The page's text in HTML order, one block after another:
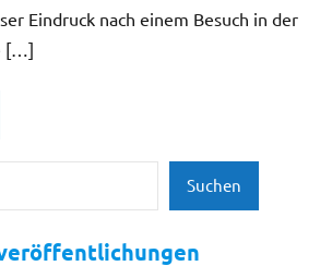
Eindruck nach einem Besuch in der
[…]
Suchen